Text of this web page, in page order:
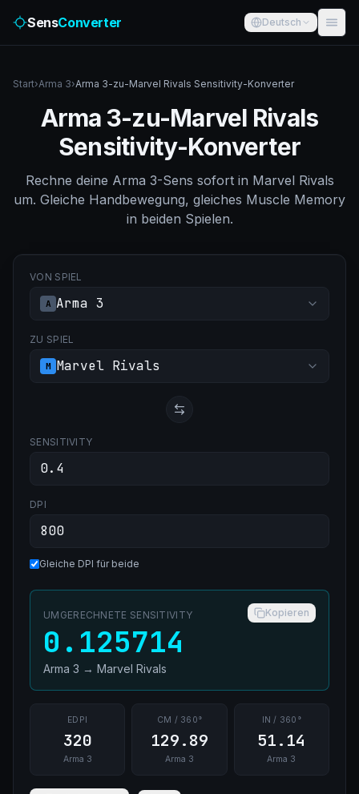
SensConverter Deutsch
Start›Arma 3›Arma 3-zu-Marvel Rivals Sensitivity-Konverter
Arma 3-zu-Marvel Rivals
Sensitivity-Konverter
Rechne deine Arma 3-Sens sofort in Marvel Rivals
um. Gleiche Handbewegung, gleiches Muscle Memory
in beiden Spielen.
VON SPIEL
A Arma 3
ZU SPIEL
M Marvel Rivals
SENSITIVITY
DPI
Gleiche DPI für beide
UMGERECHNETE SENSITIVITY Kopieren
0.125714
Arma 3 → Marvel Rivals
EDPI
320
Arma 3
CM / 360°
129.89
Arma 3
IN / 360°
51.14
Arma 3